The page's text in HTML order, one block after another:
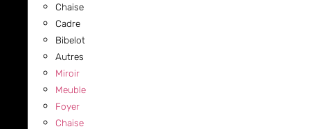
Chaise
Cadre
Bibelot
Autres
Miroir
Meuble
Foyer
Chaise